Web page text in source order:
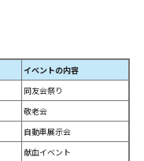
イベントの内容
同友会祭り
敬老会
自動車展示会
献血イベント